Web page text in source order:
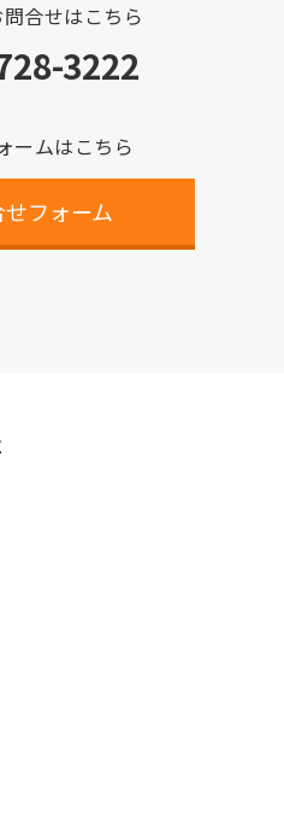
合せはこちら
3222
ームはこちら
フォーム